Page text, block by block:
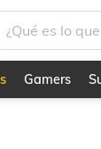
Gamers